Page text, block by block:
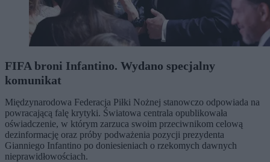
FIFA broni Infantino. Wydano specjalny
komunikat
Międzynarodowa Federacja Piłki Nożnej stanowczo odpowiada na
powracającą falę krytyki. Światowa centrala opublikowała
oświadczenie, w którym zarzuca swoim przeciwnikom celową
dezinformację oraz próby podważenia pozycji prezydenta
Gianniego Infantino po doniesieniach o rzekomych dawnych
nieprawidłowościach.